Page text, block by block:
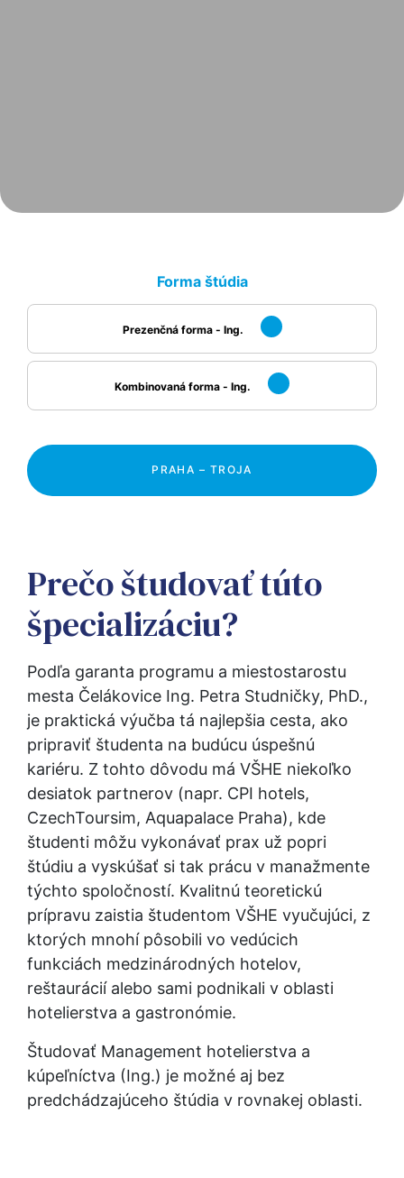
Forma štúdia
Prezenčná forma - Ing.
Kombinovaná forma - Ing.
PRAHA – TROJA
Prečo študovať túto
špecializáciu?
Podľa garanta programu a miestostarostu
mesta Čelákovice Ing. Petra Studničky, PhD.,
je praktická výučba tá najlepšia cesta, ako
pripraviť študenta na budúcu úspešnú
kariéru. Z tohto dôvodu má VŠHE niekoľko
desiatok partnerov (napr. CPI hotels,
CzechToursim, Aquapalace Praha), kde
študenti môžu vykonávať prax už popri
štúdiu a vyskúšať si tak prácu v manažmente
týchto spoločností. Kvalitnú teoretickú
prípravu zaistia študentom VŠHE vyučujúci, z
ktorých mnohí pôsobili vo vedúcich
funkciách medzinárodných hotelov,
reštaurácií alebo sami podnikali v oblasti
hotelierstva a gastronómie.
Študovať Management hotelierstva a
kúpeľníctva (Ing.) je možné aj bez
predchádzajúceho štúdia v rovnakej oblasti.